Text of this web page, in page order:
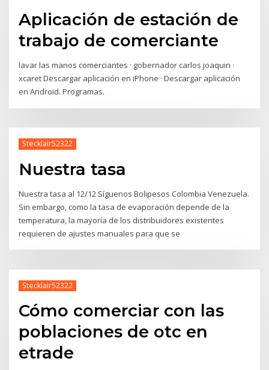
Aplicación de estación de
trabajo de comerciante
lavar las manos comerciantes · gobernador carlos joaquin ·
xcaret Descargar aplicación en iPhone · Descargar aplicación
en Android. Programas.
Stecklair52322
Nuestra tasa
Nuestra tasa al 12/12 Síguenos Bolipesos Colombia Venezuela.
Sin embargo, como la tasa de evaporación depende de la
temperatura, la mayoría de los distribuidores existentes
requieren de ajustes manuales para que se
Stecklair52322
Cómo comerciar con las
poblaciones de otc en
etrade